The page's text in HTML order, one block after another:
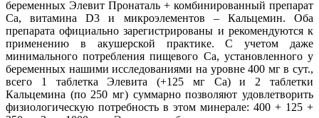
беременных Элевит Пронаталь + комбинированный препарат
Са, витамина D3 и микроэлементов – Кальцемин. Оба
препарата официально зарегистрированы и рекомендуются к
применению в акушерской практике. С учетом даже
минимального потребления пищевого Са, установленного у
беременных нашими исследованиями на уровне 400 мг в сут.,
всего 1 таблетка Элевита (+125 мг Са) и 2 таблетки
Кальцемина (по 250 мг) суммарно позволяют удовлетворить
физиологическую потребность в этом минерале: 400 + 125 +